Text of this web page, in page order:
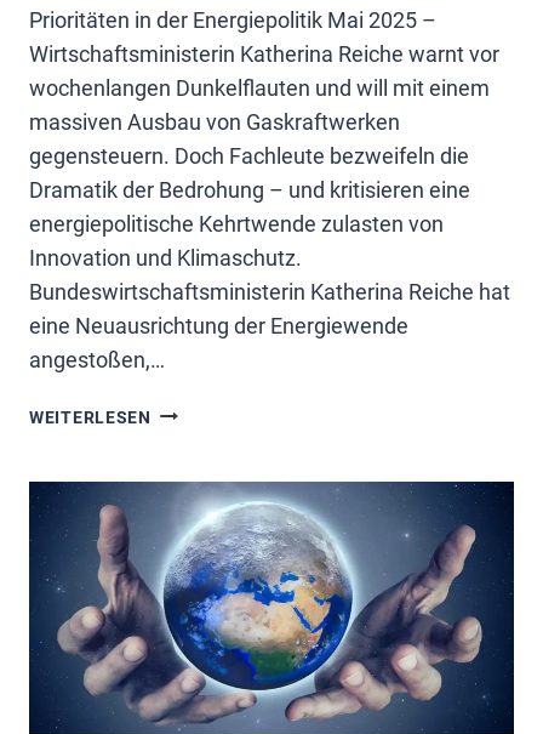
Prioritäten in der Energiepolitik Mai 2025 –
Wirtschaftsministerin Katherina Reiche warnt vor
wochenlangen Dunkelflauten und will mit einem
massiven Ausbau von Gaskraftwerken
gegensteuern. Doch Fachleute bezweifeln die
Dramatik der Bedrohung – und kritisieren eine
energiepolitische Kehrtwende zulasten von
Innovation und Klimaschutz.
Bundeswirtschaftsministerin Katherina Reiche hat
eine Neuausrichtung der Energiewende
angestoßen,…
WEITERLESEN UMDENKEN